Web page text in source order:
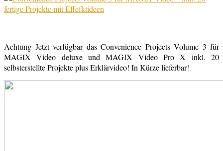
Achtung Jetzt verfügbar das Convenience Projects Volume 3 für
MAGIX Video deluxe und MAGIX Video Pro X inkl. 20
selbsterstellte Projekte plus Erklärvideo! In Kürze lieferbar!